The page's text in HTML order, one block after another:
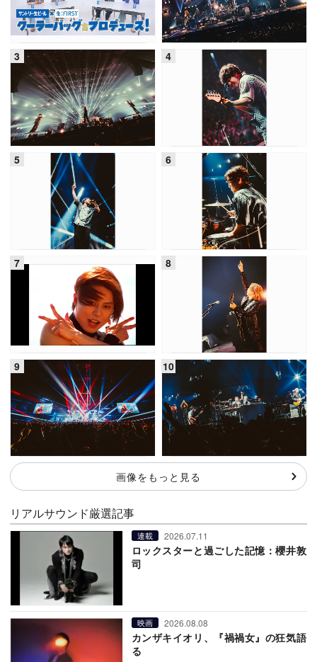
画像をもっと見る
リアルサウンド厳選記事
連載 2026.07.11
ロックスターと過ごした記憶：櫻井敦
司
映画 2026.08.08
カンザキイオリ、『禍禍女』の狂気語
る